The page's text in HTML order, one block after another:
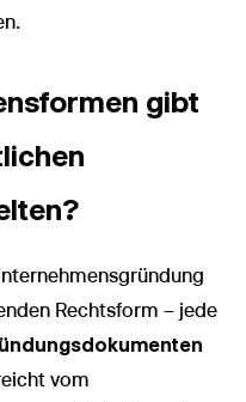
gibt
Rechtsform – jede
vom